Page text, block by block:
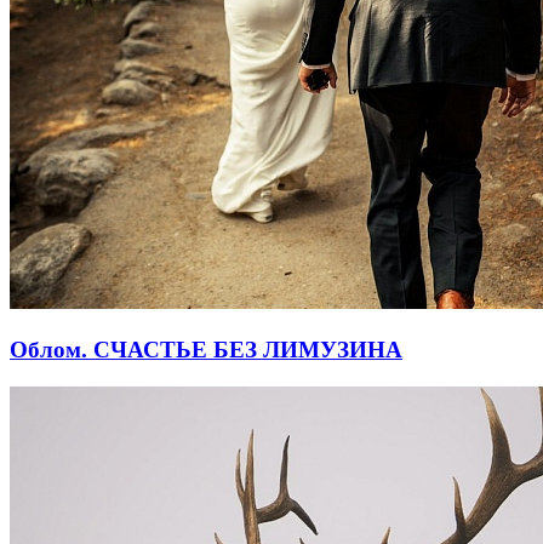
Облом. СЧАСТЬЕ БЕЗ ЛИМУЗИНА